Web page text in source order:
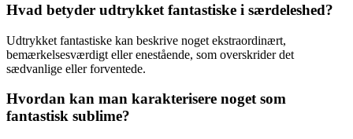
Hvad betyder udtrykket fantastiske i særdeleshed?
Udtrykket fantastiske kan beskrive noget ekstraordinært,
bemærkelsesværdigt eller enestående, som overskrider det
sædvanlige eller forventede.
Hvordan kan man karakterisere noget som
fantastisk sublime?